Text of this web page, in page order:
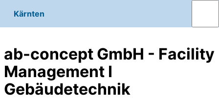
Kärnten
ab-concept GmbH - Facility
Management I
Gebäudetechnik